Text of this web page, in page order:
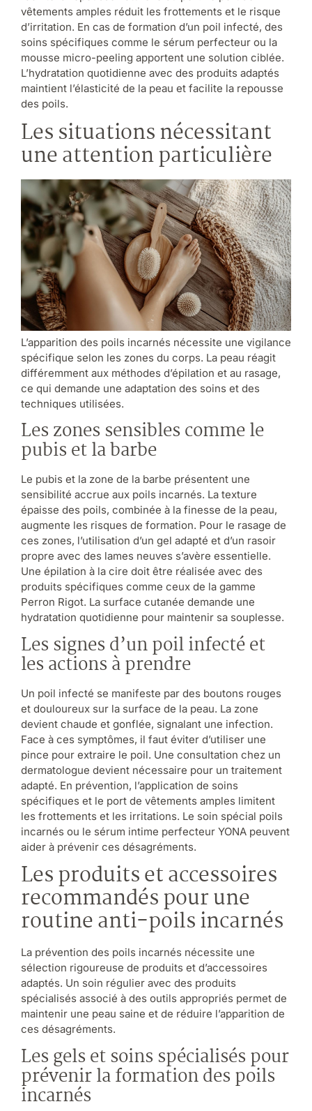
vêtements amples réduit les frottements et le risque
d’irritation. En cas de formation d’un poil infecté, des
soins spécifiques comme le sérum perfecteur ou la
mousse micro-peeling apportent une solution ciblée.
L’hydratation quotidienne avec des produits adaptés
maintient l’élasticité de la peau et facilite la repousse
des poils.
Les situations nécessitant
une attention particulière
L’apparition des poils incarnés nécessite une vigilance
spécifique selon les zones du corps. La peau réagit
différemment aux méthodes d’épilation et au rasage,
ce qui demande une adaptation des soins et des
techniques utilisées.
Les zones sensibles comme le
pubis et la barbe
Le pubis et la zone de la barbe présentent une
sensibilité accrue aux poils incarnés. La texture
épaisse des poils, combinée à la finesse de la peau,
augmente les risques de formation. Pour le rasage de
ces zones, l’utilisation d’un gel adapté et d’un rasoir
propre avec des lames neuves s’avère essentielle.
Une épilation à la cire doit être réalisée avec des
produits spécifiques comme ceux de la gamme
Perron Rigot. La surface cutanée demande une
hydratation quotidienne pour maintenir sa souplesse.
Les signes d’un poil infecté et
les actions à prendre
Un poil infecté se manifeste par des boutons rouges
et douloureux sur la surface de la peau. La zone
devient chaude et gonflée, signalant une infection.
Face à ces symptômes, il faut éviter d’utiliser une
pince pour extraire le poil. Une consultation chez un
dermatologue devient nécessaire pour un traitement
adapté. En prévention, l’application de soins
spécifiques et le port de vêtements amples limitent
les frottements et les irritations. Le soin spécial poils
incarnés ou le sérum intime perfecteur YONA peuvent
aider à prévenir ces désagréments.
Les produits et accessoires
recommandés pour une
routine anti-poils incarnés
La prévention des poils incarnés nécessite une
sélection rigoureuse de produits et d’accessoires
adaptés. Un soin régulier avec des produits
spécialisés associé à des outils appropriés permet de
maintenir une peau saine et de réduire l’apparition de
ces désagréments.
Les gels et soins spécialisés pour
prévenir la formation des poils
incarnés